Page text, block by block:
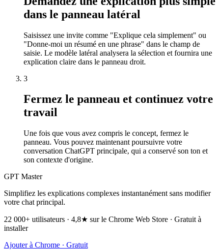
dans le panneau latéral
Saisissez une invite comme "Explique cela simplement" ou
"Donne-moi un résumé en une phrase" dans le champ de
saisie. Le modèle latéral analysera la sélection et fournira une
explication claire dans le panneau droit.
3
Fermez le panneau et continuez votre
travail
Une fois que vous avez compris le concept, fermez le
panneau. Vous pouvez maintenant poursuivre votre
conversation ChatGPT principale, qui a conservé son ton et
son contexte d'origine.
GPT Master
Simplifiez les explications complexes instantanément sans modifier
votre chat principal.
22 000+ utilisateurs · 4,8★ sur le Chrome Web Store · Gratuit à
installer
Ajouter à Chrome · Gratuit